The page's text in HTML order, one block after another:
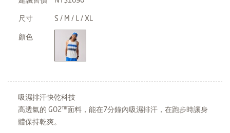
尺寸 S / M / L / XL
顏色
吸濕排汗快乾科技
高透氣的 GO2™面料，能在7分鐘內吸濕排汗，在跑步時讓身
體保持乾爽。